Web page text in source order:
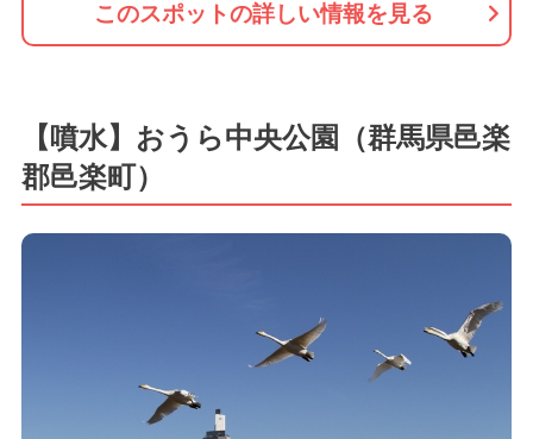
このスポットの詳しい情報を見る
【噴水】おうら中央公園（群馬県邑楽
郡邑楽町）